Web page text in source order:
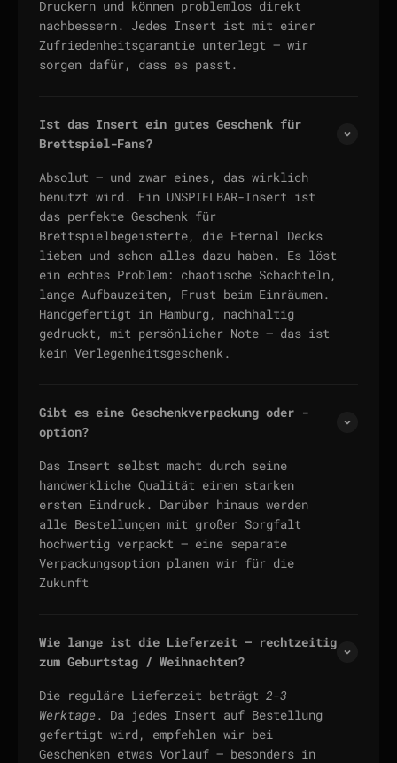
Druckern und können problemlos direkt
nachbessern. Jedes Insert ist mit einer
Zufriedenheitsgarantie unterlegt — wir
sorgen dafür, dass es passt.
Ist das Insert ein gutes Geschenk für
Brettspiel-Fans?
Absolut — und zwar eines, das wirklich
benutzt wird. Ein UNSPIELBAR-Insert ist
das perfekte Geschenk für
Brettspielbegeisterte, die Eternal Decks
lieben und schon alles dazu haben. Es löst
ein echtes Problem: chaotische Schachteln,
lange Aufbauzeiten, Frust beim Einräumen.
Handgefertigt in Hamburg, nachhaltig
gedruckt, mit persönlicher Note — das ist
kein Verlegenheitsgeschenk.
Gibt es eine Geschenkverpackung oder -
option?
Das Insert selbst macht durch seine
handwerkliche Qualität einen starken
ersten Eindruck. Darüber hinaus werden
alle Bestellungen mit großer Sorgfalt
hochwertig verpackt — eine separate
Verpackungsoption planen wir für die
Zukunft
Wie lange ist die Lieferzeit — rechtzeitig
zum Geburtstag / Weihnachten?
Die reguläre Lieferzeit beträgt 2-3
Werktage. Da jedes Insert auf Bestellung
gefertigt wird, empfehlen wir bei
Geschenken etwas Vorlauf — besonders in